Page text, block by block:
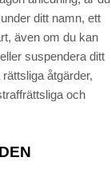
ditt namn, ett
även om du kan
suspendera ditt
åtgärder,
och